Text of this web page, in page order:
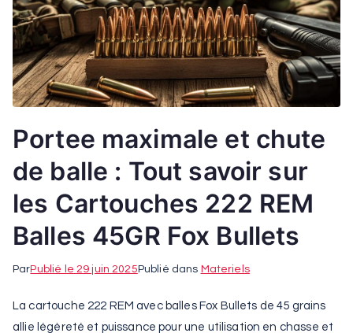
Portee maximale et chute
de balle : Tout savoir sur
les Cartouches 222 REM
Balles 45GR Fox Bullets
ParPublié le 29 juin 2025 Publié dans Materiels
La cartouche 222 REM avec balles Fox Bullets de 45 grains
allie légèreté et puissance pour une utilisation en chasse et